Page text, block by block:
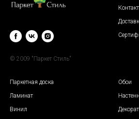
© 2009 "Паркет Стиль"
Паркетная доска
Ламинат
Винил
Обои